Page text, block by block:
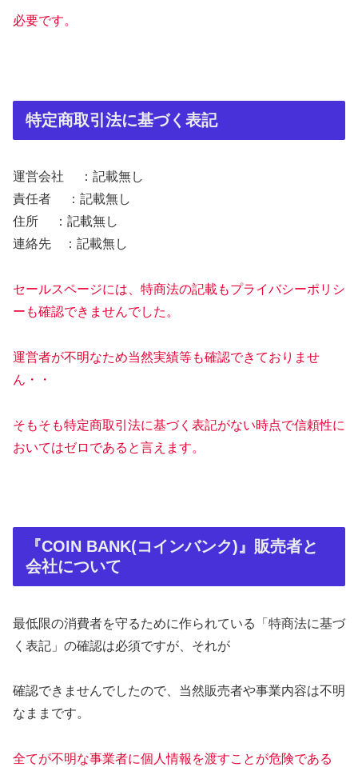
必要です。
特定商取引法に基づく表記
運営会社 ：記載無し
責任者 ：記載無し
住所 ：記載無し
連絡先 ：記載無し
セールスページには、特商法の記載もプライバシーポリシ
ーも確認できませんでした。
運営者が不明なため当然実績等も確認できておりませ
ん・・
そもそも特定商取引法に基づく表記がない時点で信頼性に
おいてはゼロであると言えます。
『COIN BANK(コインバンク)』販売者と
会社について
最低限の消費者を守るために作られている「特商法に基づ
く表記」の確認は必須ですが、それが
確認できませんでしたので、当然販売者や事業内容は不明
なままです。
全てが不明な事業者に個人情報を渡すことが危険である